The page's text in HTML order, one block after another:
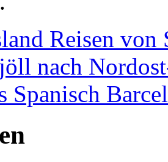
Reisen von
nach
Spanisch